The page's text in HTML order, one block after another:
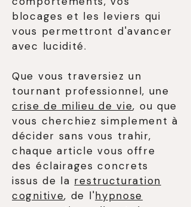
blocages et les leviers qui
vous permettront d'avancer
avec lucidité.
Que vous traversiez un
tournant professionnel, une
crise de milieu de vie, ou que
vous cherchiez simplement à
décider sans vous trahir,
chaque article vous offre
des éclairages concrets
issus de la restructuration
cognitive, de l'hypnose